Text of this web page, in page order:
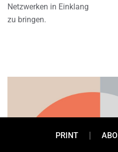
Netzwerken in Einklang
zu bringen.
PRINT ABO